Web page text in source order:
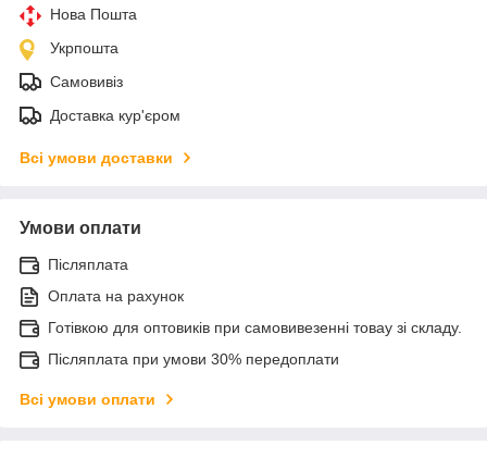
Нова Пошта
Укрпошта
Самовивіз
Доставка кур'єром
Всі умови доставки
Умови оплати
Післяплата
Оплата на рахунок
Готівкою для оптовиків при самовивезенні товау зі складу.
Післяплата при умови 30% передоплати
Всі умови оплати